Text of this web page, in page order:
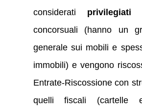
considerati privilegiati
concorsuali (hanno un
generale sui mobili e
immobili) e vengono
Entrate-Riscossione con
quelli fiscali (cartelle